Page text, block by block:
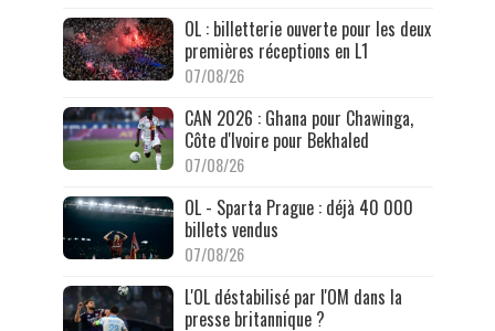
OL : billetterie ouverte pour les deux
premières réceptions en L1
07/08/26
CAN 2026 : Ghana pour Chawinga,
Côte d'Ivoire pour Bekhaled
07/08/26
OL - Sparta Prague : déjà 40 000
billets vendus
07/08/26
L'OL déstabilisé par l'OM dans la
presse britannique ?